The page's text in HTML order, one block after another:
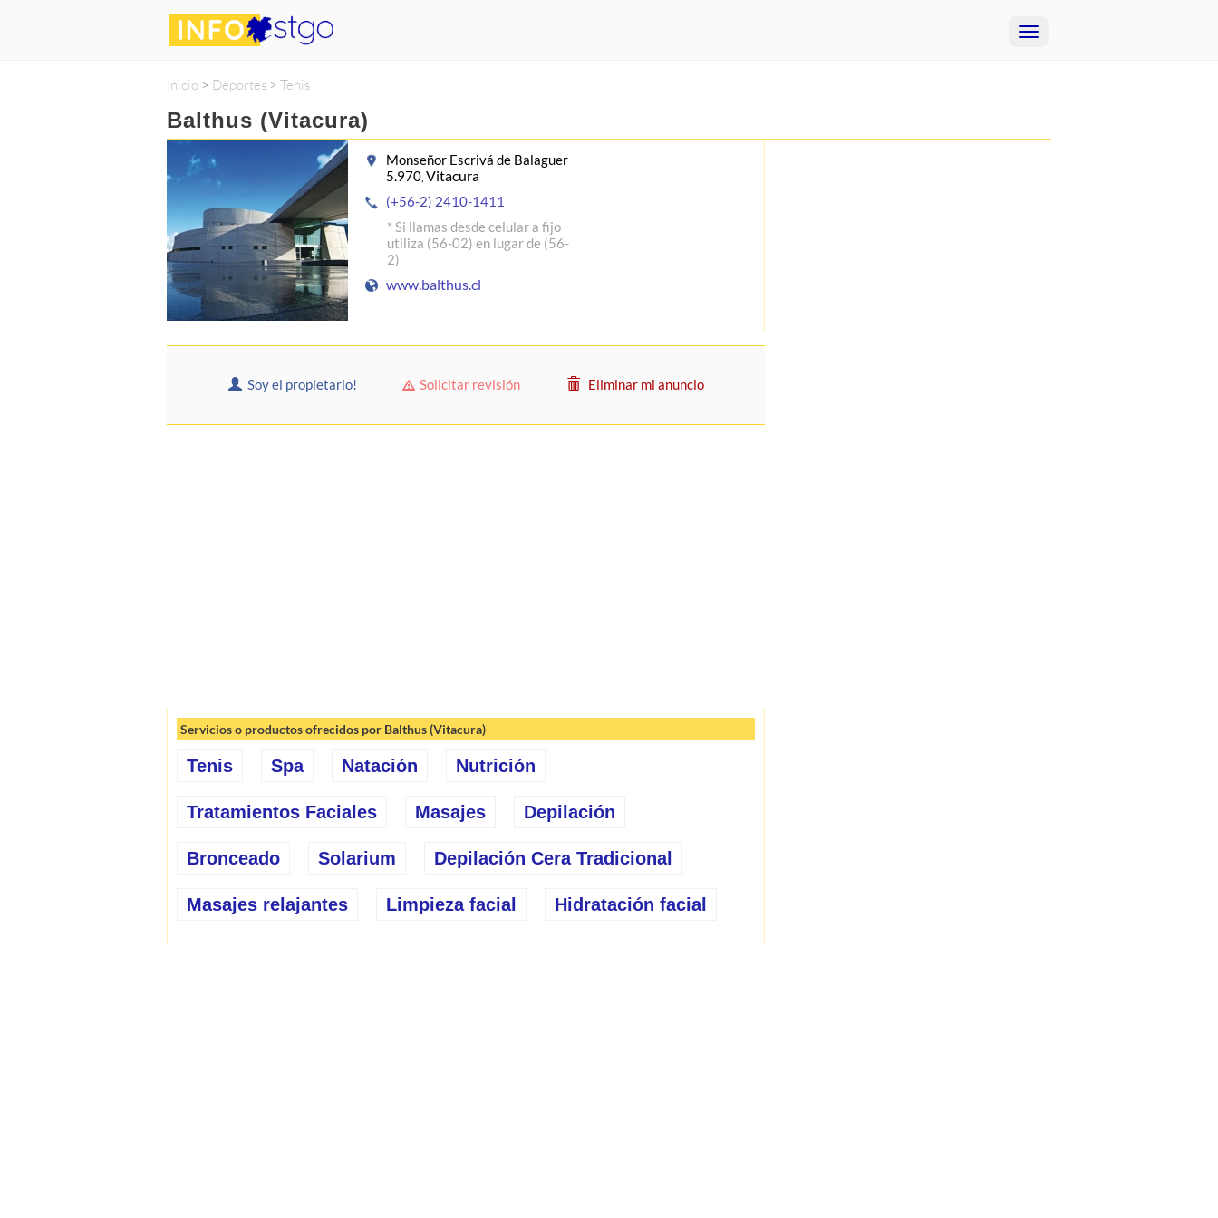
Inicio > Deportes > Tenis
Balthus (Vitacura)
Monseñor Escrivá de Balaguer
5.970, Vitacura
(+56-2) 2410-1411
* Si llamas desde celular a fijo
utiliza (56-02) en lugar de (56-
2)
www.balthus.cl
Soy el propietario! Solicitar revisión Eliminar mi anuncio
Servicios o productos ofrecidos por Balthus (Vitacura)
Tenis Spa Natación Nutrición
Tratamientos Faciales Masajes Depilación
Bronceado Solarium Depilación Cera Tradicional
Masajes relajantes Limpieza facial Hidratación facial